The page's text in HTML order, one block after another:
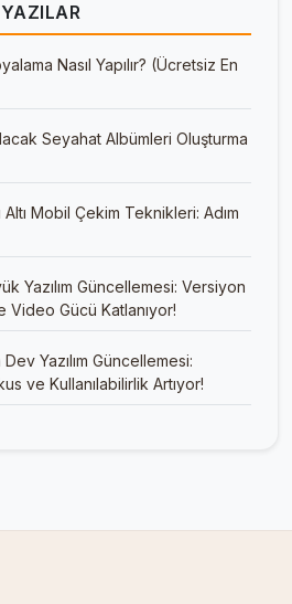
Nasıl Yapılır? (Ücretsiz En
Seyahat Albümleri Oluşturma
Mobil Çekim Teknikleri: Adım
Yazılım Güncellemesi: Versiyon
Gücü Katlanıyor!
Yazılım Güncellemesi:
ve Kullanılabilirlik Artıyor!